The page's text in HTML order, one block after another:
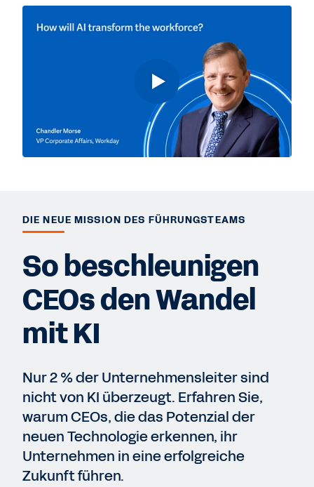
DIE NEUE MISSION DES FÜHRUNGSTEAMS
So beschleunigen
CEOs den Wandel
mit KI
Nur 2 % der Unternehmensleiter sind
nicht von KI überzeugt. Erfahren Sie,
warum CEOs, die das Potenzial der
neuen Technologie erkennen, ihr
Unternehmen in eine erfolgreiche
Zukunft führen.